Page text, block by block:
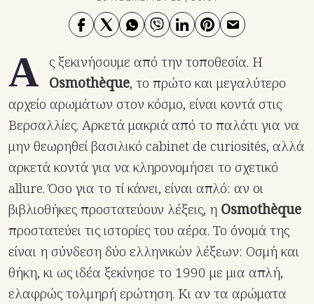
Α ς ξεκινήσουμε από την τοποθεσία. Η
Osmothèque, το πρώτο και μεγαλύτερο
αρχείο αρωμάτων στον κόσμο, είναι κοντά στις
Βερσαλλίες. Αρκετά μακριά από το παλάτι για να
μην θεωρηθεί βασιλικό cabinet de curiosités, αλλά
αρκετά κοντά για να κληρονομήσει το σχετικό
allure. Όσο για το τί κάνει, είναι απλό: αν οι
βιβλιοθήκες προστατεύουν λέξεις, η Osmothèque
προστατεύει τις ιστορίες του αέρα. Το όνομά της
είναι η σύνδεση δύο ελληνικών λέξεων: Οσμή και
θήκη, κι ως ιδέα ξεκίνησε το 1990 με μια απλή,
ελαφρώς τολμηρή ερώτηση. Κι αν τα αρώματα